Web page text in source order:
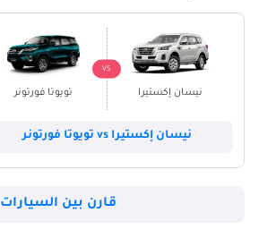
نيسان إكستيرا
VS
تويوتا فورتونر
نيسان إكستيرا vs تويوتا فورتونر
قارن بين السيارات